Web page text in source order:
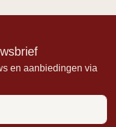
en aanbiedingen via